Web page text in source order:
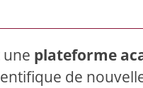
une plateforme
de